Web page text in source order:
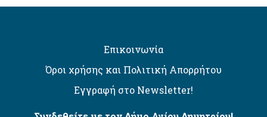
Επικοινωνία
Όροι χρήσης και Πολιτική Απορρήτου
Εγγραφή στο Newsletter!